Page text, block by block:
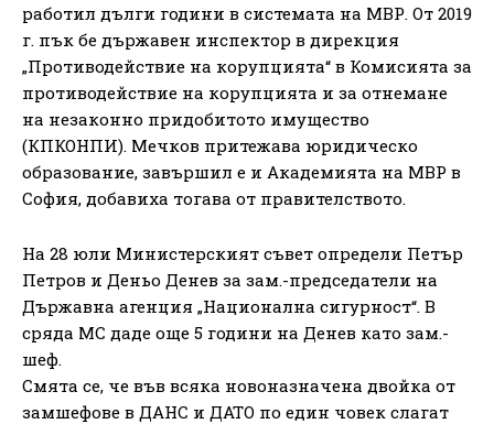
работил дълги години в системата на МВР. От 2019
г. пък бе държавен инспектор в дирекция
„Противодействие на корупцията“ в Комисията за
противодействие на корупцията и за отнемане
на незаконно придобитото имущество
(КПКОНПИ). Мечков притежава юридическо
образование, завършил е и Академията на МВР в
София, добавиха тогава от правителството.
На 28 юли Министерският съвет определи Петър
Петров и Деньо Денев за зам.-председатели на
Държавна агенция „Национална сигурност“. В
сряда МС даде още 5 години на Денев като зам.-
шеф.
Смята се, че във всяка новоназначена двойка от
замшефове в ДАНС и ДАТО по един човек слагат